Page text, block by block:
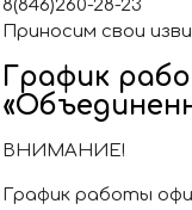
8(846)260-28-23
Приносим свои
График
ВНИМАНИЕ!
График работы